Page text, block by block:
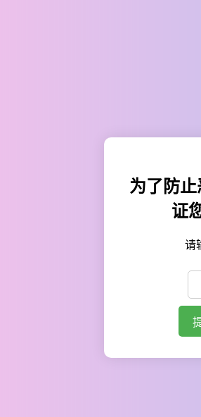
为了防
证
请